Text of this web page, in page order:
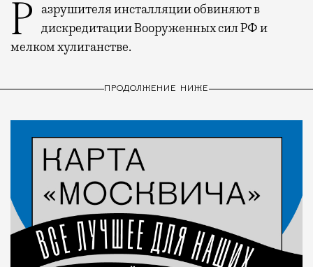
Разрушителя инсталляции обвиняют в дискредитации Вооруженных сил РФ и
мелком хулиганстве.
ПРОДОЛЖЕНИЕ НИЖЕ